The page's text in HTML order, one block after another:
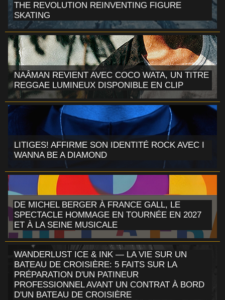
THE REVOLUTION REINVENTING FIGURE
SKATING
NAÂMAN REVIENT AVEC COCO WATA, UN TITRE
REGGAE LUMINEUX DISPONIBLE EN CLIP
LITIGES! AFFIRME SON IDENTITÉ ROCK AVEC I
WANNA BE A DIAMOND
DE MICHEL BERGER À FRANCE GALL, LE
SPECTACLE HOMMAGE EN TOURNÉE EN 2027
ET À LA SEINE MUSICALE
WANDERLUST ICE & INK — LA VIE SUR UN
BATEAU DE CROISIÈRE: 5 FAITS SUR LA
PRÉPARATION D'UN PATINEUR
PROFESSIONNEL AVANT UN CONTRAT À BORD
D'UN BATEAU DE CROISIÈRE